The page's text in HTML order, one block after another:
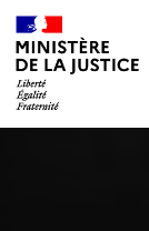
Aller au